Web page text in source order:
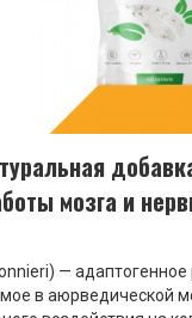
мозга и
— адаптогенное
в аюрведической